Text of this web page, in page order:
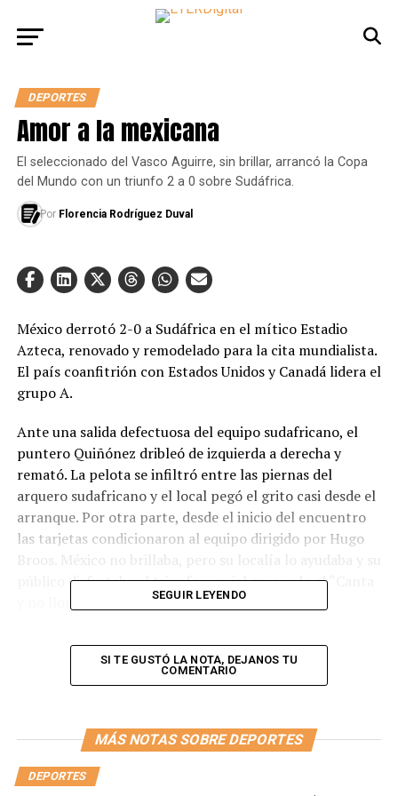
DEPORTES
Amor a la mexicana
El seleccionado del Vasco Aguirre, sin brillar, arrancó la Copa
del Mundo con un triunfo 2 a 0 sobre Sudáfrica.
Por Florencia Rodríguez Duval
México derrotó 2-0 a Sudáfrica en el mítico Estadio
Azteca, renovado y remodelado para la cita mundialista.
El país coanfitrión con Estados Unidos y Canadá lidera el
grupo A.
Ante una salida defectuosa del equipo sudafricano, el
puntero Quiñónez dribleó de izquierda a derecha y
remató. La pelota se infiltró entre las piernas del
arquero sudafricano y el local pegó el grito casi desde el
arranque. Por otra parte, desde el inicio del encuentro
las tarjetas condicionaron al equipo dirigido por Hugo
Broos. México no brillaba, pero su localía lo ayudaba y su
público disfrutaba el triunfo parcial coreando el “Canta
La “Tri” aprovechó la expulsión de Sithole al comienzo
del segundo tiempo. Esa tarjeta roja explicó el cambio
del equipo sudafricano, que resignó a su delantero
el segundo. Lo marcó Giménez de cabeza, ante el gran
centro de su compañero Alvarado. Por su parte, Javier
Aguirre, el entrenador mexicano, se dio el lujo de entrar
en la historia al hacer debutar al jugador más joven en
SEGUIR LEYENDO
SI TE GUSTÓ LA NOTA, DEJANOS TU
COMENTARIO
MÁS NOTAS SOBRE DEPORTES
DEPORTES